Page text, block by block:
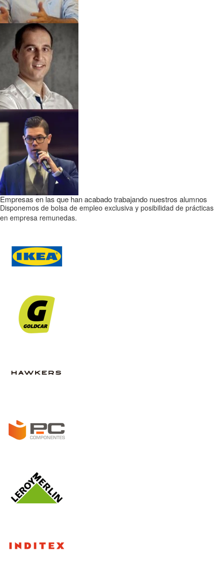
Empresas en las que han acabado trabajando nuestros alumnos
Disponemos de bolsa de empleo exclusiva y posibilidad de prácticas
en empresa remunedas.